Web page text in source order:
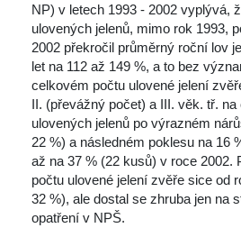
NP) v letech 1993 - 2002 vyplývá,
ulovených jelenů, mimo rok 1993,
2002 překročil průměrný roční lov
let na 112 až 149 %, a to bez
celkovém počtu ulovené jelení
II. (převážný počet) a III. věk. tř.
ulovených jelenů po výrazném
22 %) a následném poklesu na 16
až na 37 % (22 kusů) v roce 2002.
počtu ulovené jelení zvěře sice od
32 %), ale dostal se zhruba jen na
opatření v NPŠ.